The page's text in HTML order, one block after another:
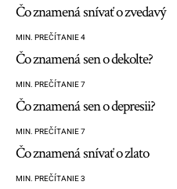
Čo znamená snívať o zvedavý
MIN. PREČÍTANIE 4
Čo znamená sen o dekolte?
MIN. PREČÍTANIE 7
Čo znamená sen o depresii?
MIN. PREČÍTANIE 7
Čo znamená snívať o zlato
MIN. PREČÍTANIE 3